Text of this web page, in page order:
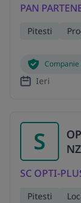
PAN
Pitesti
Ieri
S
SC OPTI-
Pitesti